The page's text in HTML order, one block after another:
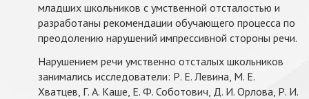
младших школьников с умственной отсталостью и
разработаны рекомендации обучающего процесса по
преодолению нарушений импрессивной стороны речи.
Нарушением речи умственно отсталых школьников
занимались исследователи: Р. Е. Левина, М. Е.
Хватцев, Г. А. Каше, Е. Ф. Соботович, Д. И. Орлова, Р. И.